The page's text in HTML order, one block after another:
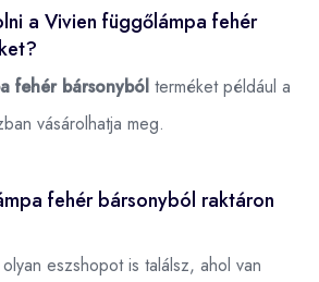
a Vivien függőlámpa fehér
fehér bársonyból terméket például a
vásárolhatja meg.
fehér bársonyból raktáron
eszshopot is találsz, ahol van